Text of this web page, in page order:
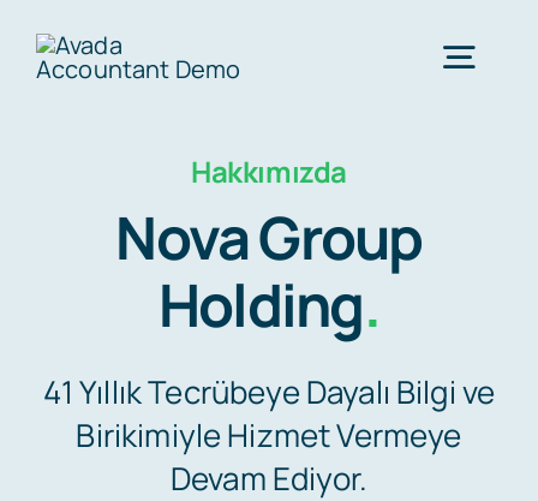
Anasayfa
Hakkımızda
Ankara Anlaşması
Ülkeler
Hakkımızda
Nova Group
Holding.
41 Yıllık Tecrübeye Dayalı Bilgi ve
Birikimiyle Hizmet Vermeye
Devam Ediyor.